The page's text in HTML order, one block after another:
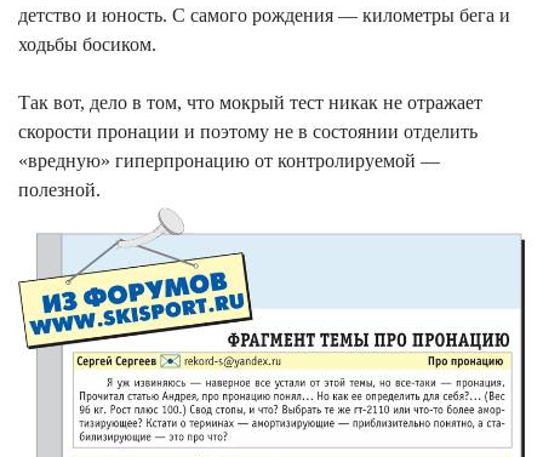
детство и юность. С самого рождения — километры бега и
ходьбы босиком.
Так вот, дело в том, что мокрый тест никак не отражает
скорости пронации и поэтому не в состоянии отделить
«вредную» гиперпронацию от контролируемой —
полезной.